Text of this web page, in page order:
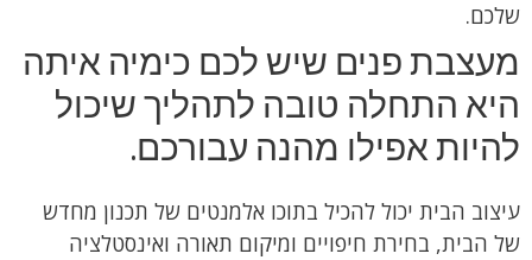
שלכם.
מעצבת פנים שיש לכם כימיה איתה
היא התחלה טובה לתהליך שיכול
להיות אפילו מהנה עבורכם.
עיצוב הבית יכול להכיל בתוכו אלמנטים של תכנון מחדש
של הבית, בחירת חיפויים ומיקום תאורה ואינסטלציה